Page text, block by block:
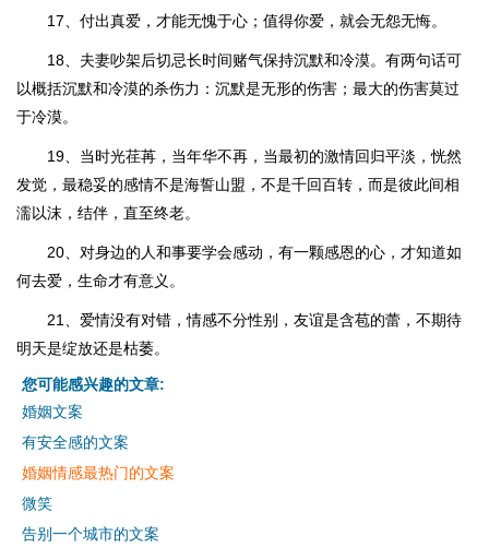
17、付出真爱，才能无愧于心；值得你爱，就会无怨无悔。
18、夫妻吵架后切忌长时间赌气保持沉默和冷漠。有两句话可
以概括沉默和冷漠的杀伤力：沉默是无形的伤害；最大的伤害莫过
于冷漠。
19、当时光荏苒，当年华不再，当最初的激情回归平淡，恍然
发觉，最稳妥的感情不是海誓山盟，不是千回百转，而是彼此间相
濡以沫，结伴，直至终老。
20、对身边的人和事要学会感动，有一颗感恩的心，才知道如
何去爱，生命才有意义。
21、爱情没有对错，情感不分性别，友谊是含苞的蕾，不期待
明天是绽放还是枯萎。
您可能感兴趣的文章:
婚姻文案
有安全感的文案
婚姻情感最热门的文案
微笑
告别一个城市的文案